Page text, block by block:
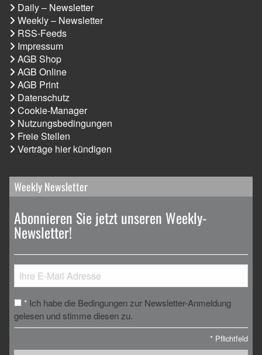
Daily – Newsletter
Weekly – Newsletter
RSS-Feeds
Impressum
AGB Shop
AGB Online
AGB Print
Datenschutz
Cookie-Manager
Nutzungsbedingungen
Freie Stellen
Verträge hier kündigen
Weekly Newsletter
Abonnieren Sie jetzt unseren Weekly-
Newsletter!
* Ich habe die Bedingungen zur Newsletter-Anmeldung
gelesen und stimme diesen zu.
* Pflichtfeld